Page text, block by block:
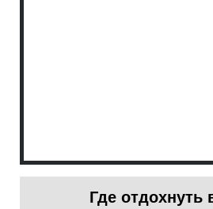
Где отдохнуть